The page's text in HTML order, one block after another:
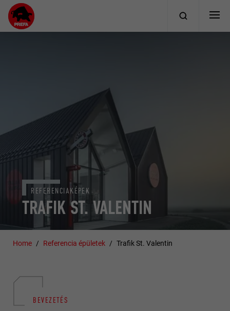
TRAFIK ST. VALENTIN
REFERENCIAKÉPEK
Home Referencia épületek Trafik St. Valentin
BEVEZETÉS